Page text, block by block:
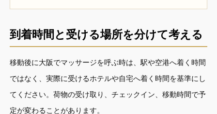
到着時間と受ける場所を分けて考える
移動後に大阪でマッサージを呼ぶ時は、駅や空港へ着く時間
ではなく、実際に受けるホテルや自宅へ着く時間を基準にし
てください。荷物の受け取り、チェックイン、移動時間で予
定が変わることがあります。